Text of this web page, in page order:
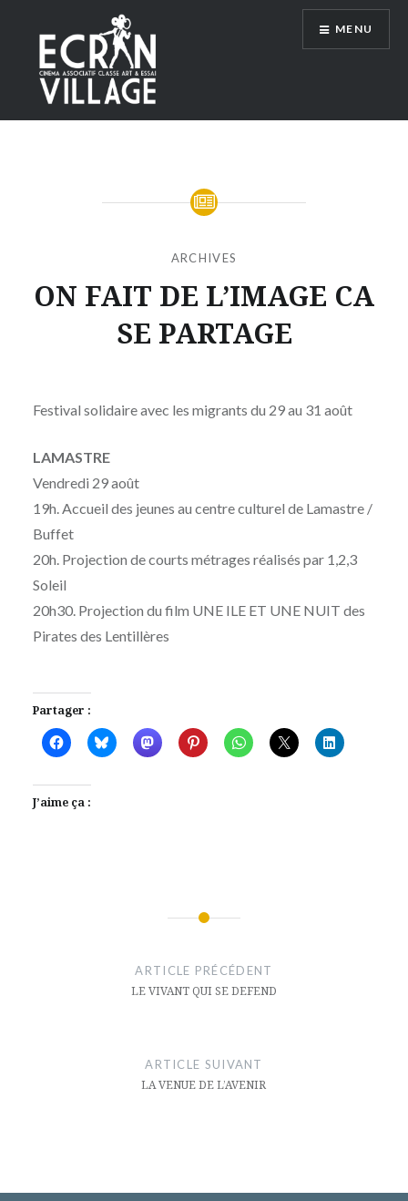
contenu
principal
ÉCRAN VILLAGE
MENU
ARCHIVES
ON FAIT DE L’IMAGE CA
SE PARTAGE
MOÏSE
AOÛT
Festival solidaire avec les migrants du 29 au 31 août
LAMASTRE
Vendredi 29 août
19h. Accueil des jeunes au centre culturel de Lamastre /
Buffet
20h. Projection de courts métrages réalisés par 1,2,3
Soleil
20h30. Projection du film UNE ILE ET UNE NUIT des
Pirates des Lentillères
Partager :
J’aime ça :
ARTICLE PRÉCÉDENT
LE VIVANT QUI SE DEFEND
ARTICLE SUIVANT
LA VENUE DE L’AVENIR